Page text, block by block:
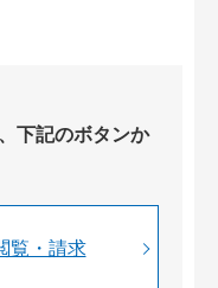
下記のボタンか
覧・請求